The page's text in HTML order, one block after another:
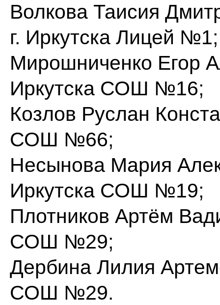
Волкова Таисия
г. Иркутска Лицей №1;
Мирошниченко Егор
Иркутска СОШ №16;
Козлов Руслан
СОШ №66;
Несынова Мария
Иркутска СОШ №19;
Плотников Артём
СОШ №29;
Дербина Лилия
СОШ №29.